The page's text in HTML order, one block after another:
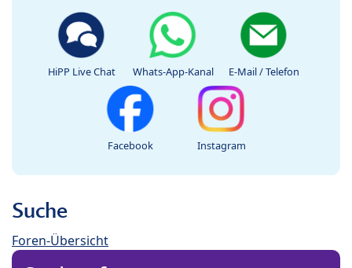
HiPP Live Chat Whats-App-Kanal E-Mail / Telefon
Facebook Instagram
Suche
Foren-Übersicht